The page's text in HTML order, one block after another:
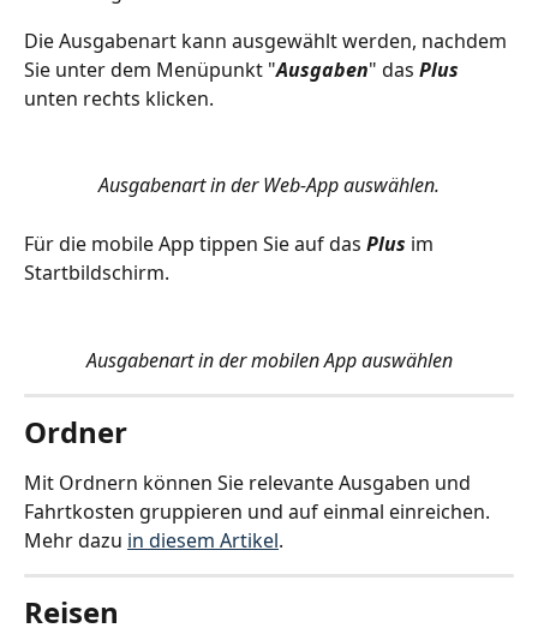
Die Ausgabenart kann ausgewählt werden, nachdem
Sie unter dem Menüpunkt "Ausgaben" das Plus
unten rechts klicken.
Ausgabenart in der Web-App auswählen.
Für die mobile App tippen Sie auf das Plus im
Startbildschirm.
Ausgabenart in der mobilen App auswählen
Ordner
Mit Ordnern können Sie relevante Ausgaben und
Fahrtkosten gruppieren und auf einmal einreichen.
Mehr dazu in diesem Artikel.
Reisen